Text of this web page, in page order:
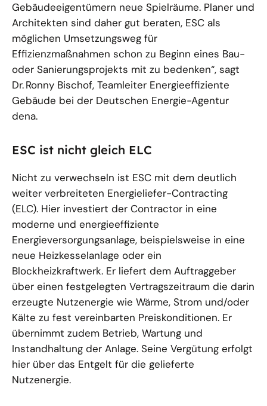
Gebäudeeigentümern neue Spielräume. Planer und
Architekten sind daher gut beraten, ESC als
möglichen Umsetzungsweg für
Effizienzmaßnahmen schon zu Beginn eines Bau-
oder Sanierungsprojekts mit zu bedenken“, sagt
Dr. Ronny Bischof, Teamleiter Energieeffiziente
Gebäude bei der Deutschen Energie-Agentur
dena.
ESC ist nicht gleich ELC
Nicht zu verwechseln ist ESC mit dem deutlich
weiter verbreiteten Energieliefer-Contracting
(ELC). Hier investiert der Contractor in eine
moderne und energieeffiziente
Energieversorgungsanlage, beispielsweise in eine
neue Heizkesselanlage oder ein
Blockheizkraftwerk. Er liefert dem Auftraggeber
über einen festgelegten Vertragszeitraum die darin
erzeugte Nutzenergie wie Wärme, Strom und/oder
Kälte zu fest vereinbarten Preiskonditionen. Er
übernimmt zudem Betrieb, Wartung und
Instandhaltung der Anlage. Seine Vergütung erfolgt
hier über das Entgelt für die gelieferte
Nutzenergie.